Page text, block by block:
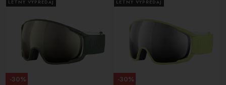
LETNÝ VÝPREDAJ
-30%
LETNÝ VÝPREDAJ
-30%